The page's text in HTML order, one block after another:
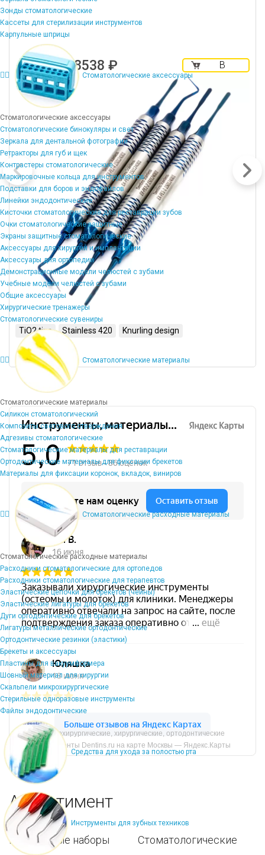
Зонды стоматологические
Кассеты для стерилизации инструментов
Карпульные шприцы
Стоматологические аксессуары
Стоматологические аксессуары
Стоматологические бинокуляры и свет
Зеркала для дентальной фотографии
Ретракторы для губ и щек
Контрастеры стоматологические
Маркировочные кольца для инструментов
Подставки для боров и эндофайлов
Линейки эндодонтические
Кисточки стоматологические для реставрации зубов
Очки стоматологические защитные
Экраны защитные стоматологические
Аксессуары для хирургии и имплантации
Аксессуары для ортопедии
Демонстрационные модели челюстей с зубами
Учебные модели челюстей с зубами
Общие аксессуары
Хирургические тренажеры
Стоматологические сувениры
Стоматологические материалы
Стоматологические материалы
Силикон стоматологический
Композиты светового отверждения
Адгезивы стоматологические
Стоматологические материалы для реставрации
Ортодонтические материалы для фиксации брекетов
Материалы для фиксации коронок, вкладок, виниров
Стоматологические расходные материалы
Стоматологические расходные материалы
Расходники стоматологические для ортопедов
Расходники стоматологические для терапевтов
Эластические цепочки для брекетов (чейны)
Эластические лигатуры для брекетов
Дуги ортодонтические для брекетов
Лигатуры металлические ортодонтические
Ортодонтические резинки (эластики)
Брекеты и аксессуары
Пластины для вакуумформера
Шовный материал для хирургии
Скальпели микрохирургические
Стерильные одноразовые инструменты
Файлы эндодонтические
Средства для ухода за полостью рта
Инструменты для зубных техников
8538 ₽
В
TiO2 tips Stainless 420 Knurling design
Микрохирургические, хирургические, ортодонтические
инструменты Dentins.ru на карте Москвы — Яндекс.Карты
Ассортимент
Популярные наборы
Стоматологические